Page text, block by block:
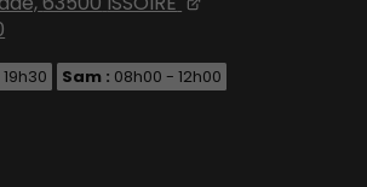
Sam : 08h00 - 12h00